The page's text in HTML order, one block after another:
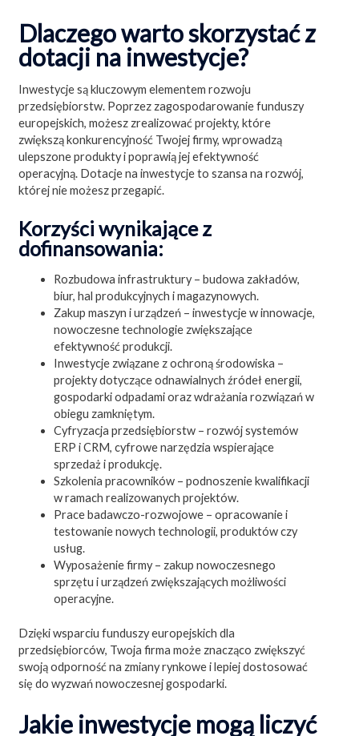
Dlaczego warto skorzystać z
dotacji na inwestycje?
Inwestycje są kluczowym elementem rozwoju
przedsiębiorstw. Poprzez zagospodarowanie funduszy
europejskich, możesz zrealizować projekty, które
zwiększą konkurencyjność Twojej firmy, wprowadzą
ulepszone produkty i poprawią jej efektywność
operacyjną. Dotacje na inwestycje to szansa na rozwój,
której nie możesz przegapić.
Korzyści wynikające z
dofinansowania:
Rozbudowa infrastruktury – budowa zakładów,
biur, hal produkcyjnych i magazynowych.
Zakup maszyn i urządzeń – inwestycje w innowacje,
nowoczesne technologie zwiększające
efektywność produkcji.
Inwestycje związane z ochroną środowiska –
projekty dotyczące odnawialnych źródeł energii,
gospodarki odpadami oraz wdrażania rozwiązań w
obiegu zamkniętym.
Cyfryzacja przedsiębiorstw – rozwój systemów
ERP i CRM, cyfrowe narzędzia wspierające
sprzedaż i produkcję.
Szkolenia pracowników – podnoszenie kwalifikacji
w ramach realizowanych projektów.
Prace badawczo-rozwojowe – opracowanie i
testowanie nowych technologii, produktów czy
usług.
Wyposażenie firmy – zakup nowoczesnego
sprzętu i urządzeń zwiększających możliwości
operacyjne.
Dzięki wsparciu funduszy europejskich dla
przedsiębiorców, Twoja firma może znacząco zwiększyć
swoją odporność na zmiany rynkowe i lepiej dostosować
się do wyzwań nowoczesnej gospodarki.
Jakie inwestycje mogą liczyć